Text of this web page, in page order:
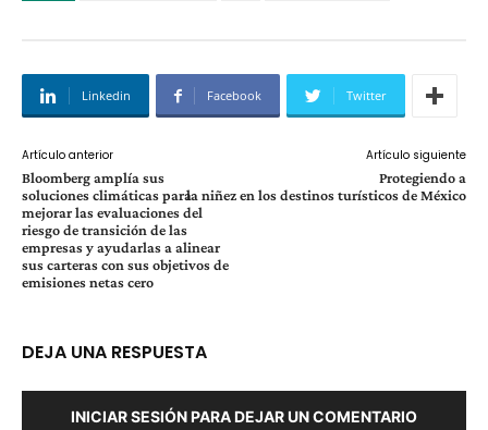
Linkedin Facebook Twitter
Artículo anterior
Bloomberg amplía sus
soluciones climáticas para
mejorar las evaluaciones del
riesgo de transición de las
empresas y ayudarlas a alinear
sus carteras con sus objetivos de
emisiones netas cero
Artículo siguiente
Protegiendo a
la niñez en los destinos turísticos de México
DEJA UNA RESPUESTA
INICIAR SESIÓN PARA DEJAR UN COMENTARIO